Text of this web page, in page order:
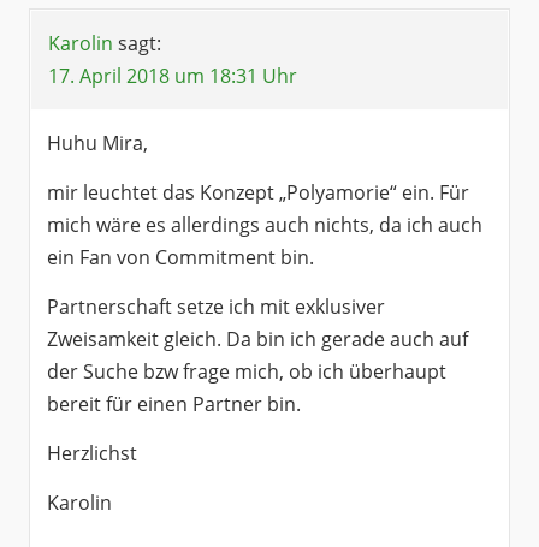
Karolin sagt:
17. April 2018 um 18:31 Uhr
Huhu Mira,
mir leuchtet das Konzept „Polyamorie“ ein. Für
mich wäre es allerdings auch nichts, da ich auch
ein Fan von Commitment bin.
Partnerschaft setze ich mit exklusiver
Zweisamkeit gleich. Da bin ich gerade auch auf
der Suche bzw frage mich, ob ich überhaupt
bereit für einen Partner bin.
Herzlichst
Karolin